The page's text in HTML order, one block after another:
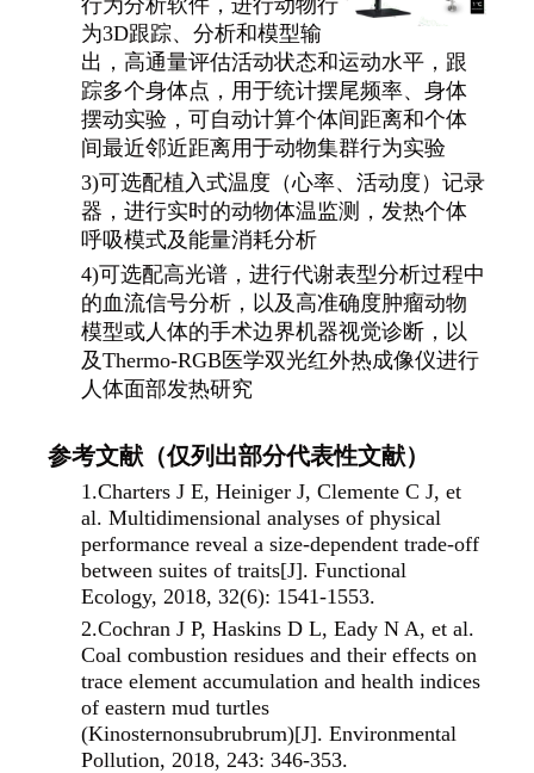
为3D跟踪、分析和模型输
出，高通量评估活动状态和运动水平，跟
踪多个身体点，用于统计摆尾频率、身体
摆动实验，可自动计算个体间距离和个体
间最近邻近距离用于动物集群行为实验
3)可选配植入式温度（心率、活动度）记录
器，进行实时的动物体温监测，发热个体
呼吸模式及能量消耗分析
4)可选配高光谱，进行代谢表型分析过程中
的血流信号分析，以及高准确度肿瘤动物
模型或人体的手术边界机器视觉诊断，以
及Thermo-RGB医学双光红外热成像仪进行
人体面部发热研究
参考文献（仅列出部分代表性文献）
1.Charters J E, Heiniger J, Clemente C J, et
al. Multidimensional analyses of physical
performance reveal a size‐dependent trade‐off
between suites of traits[J]. Functional
Ecology, 2018, 32(6): 1541-1553.
2.Cochran J P, Haskins D L, Eady N A, et al.
Coal combustion residues and their effects on
trace element accumulation and health indices
of eastern mud turtles
(Kinosternonsubrubrum)[J]. Environmental
Pollution, 2018, 243: 346-353.